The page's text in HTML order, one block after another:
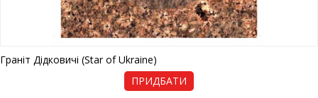
ПРИДБАТИ
Граніт Дідковичі (Star of Ukraine)